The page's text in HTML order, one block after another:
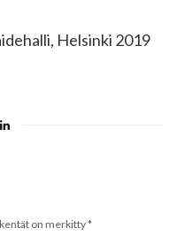
Helsinki 2019
on merkitty*